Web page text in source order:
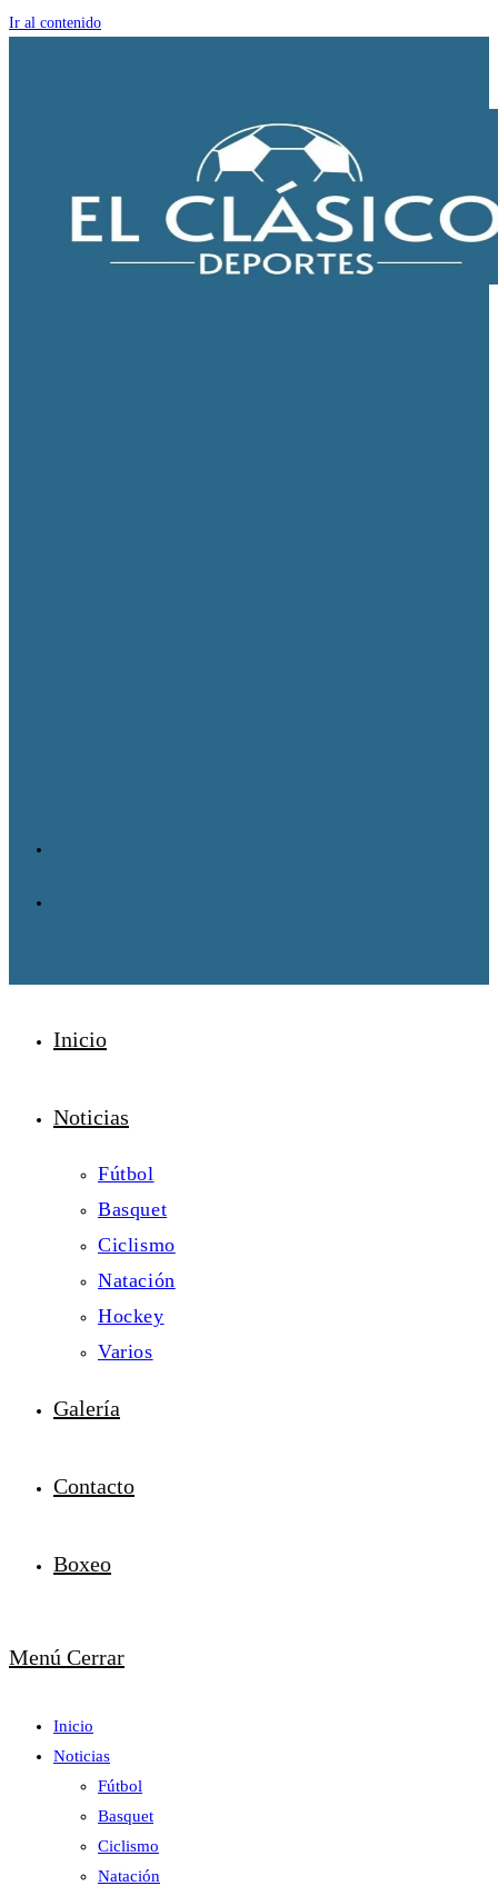
Ir al contenido
Inicio
Noticias
Fútbol
Basquet
Ciclismo
Natación
Hockey
Varios
Galería
Contacto
Boxeo
Menú Cerrar
Inicio
Noticias
Fútbol
Basquet
Ciclismo
Natación